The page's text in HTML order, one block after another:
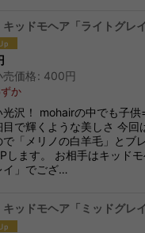
ッドモヘア「ライトグレイ
売価格: 400円
か
光沢！ mohairの中でも子供
目で輝くような美しさ 今回
で「メリノの白羊毛」とブ
します。 お相手はキッド
イ」でござ…
ッドモヘア「ミッドグレイ